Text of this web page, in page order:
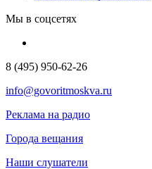
Мы в соцсетях
8 (495) 950-62-26
info@govoritmoskva.ru
Реклама на радио
Города вещания
Наши слушатели